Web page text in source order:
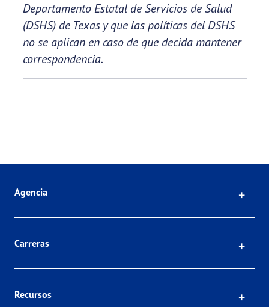
Departamento Estatal de Servicios de Salud
(DSHS) de Texas y que las políticas del DSHS
no se aplican en caso de que decida mantener
correspondencia.
Agencia
Carreras
Recursos